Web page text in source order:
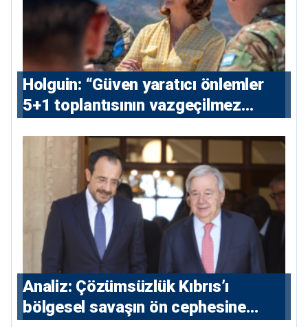
⁠Holguin: “Güven yaratıcı önlemler
5+1 toplantısının vazgeçilmez
Analiz: Çözümsüzlük Kıbrıs’ı
bölgesel savaşın ön cephesine